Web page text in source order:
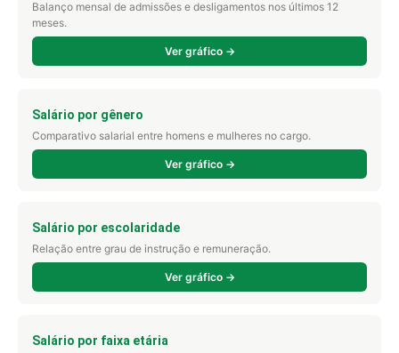
Balanço mensal de admissões e desligamentos nos últimos 12
meses.
Ver gráfico →
Salário por gênero
Comparativo salarial entre homens e mulheres no cargo.
Ver gráfico →
Salário por escolaridade
Relação entre grau de instrução e remuneração.
Ver gráfico →
Salário por faixa etária